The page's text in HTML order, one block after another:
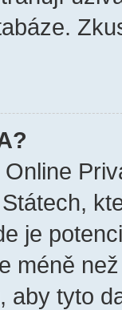
je
méně
aby tyto